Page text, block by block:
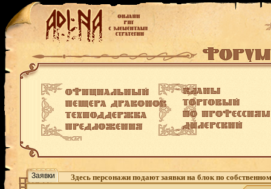
Заявки Здесь персонажи подают заявки на блок по